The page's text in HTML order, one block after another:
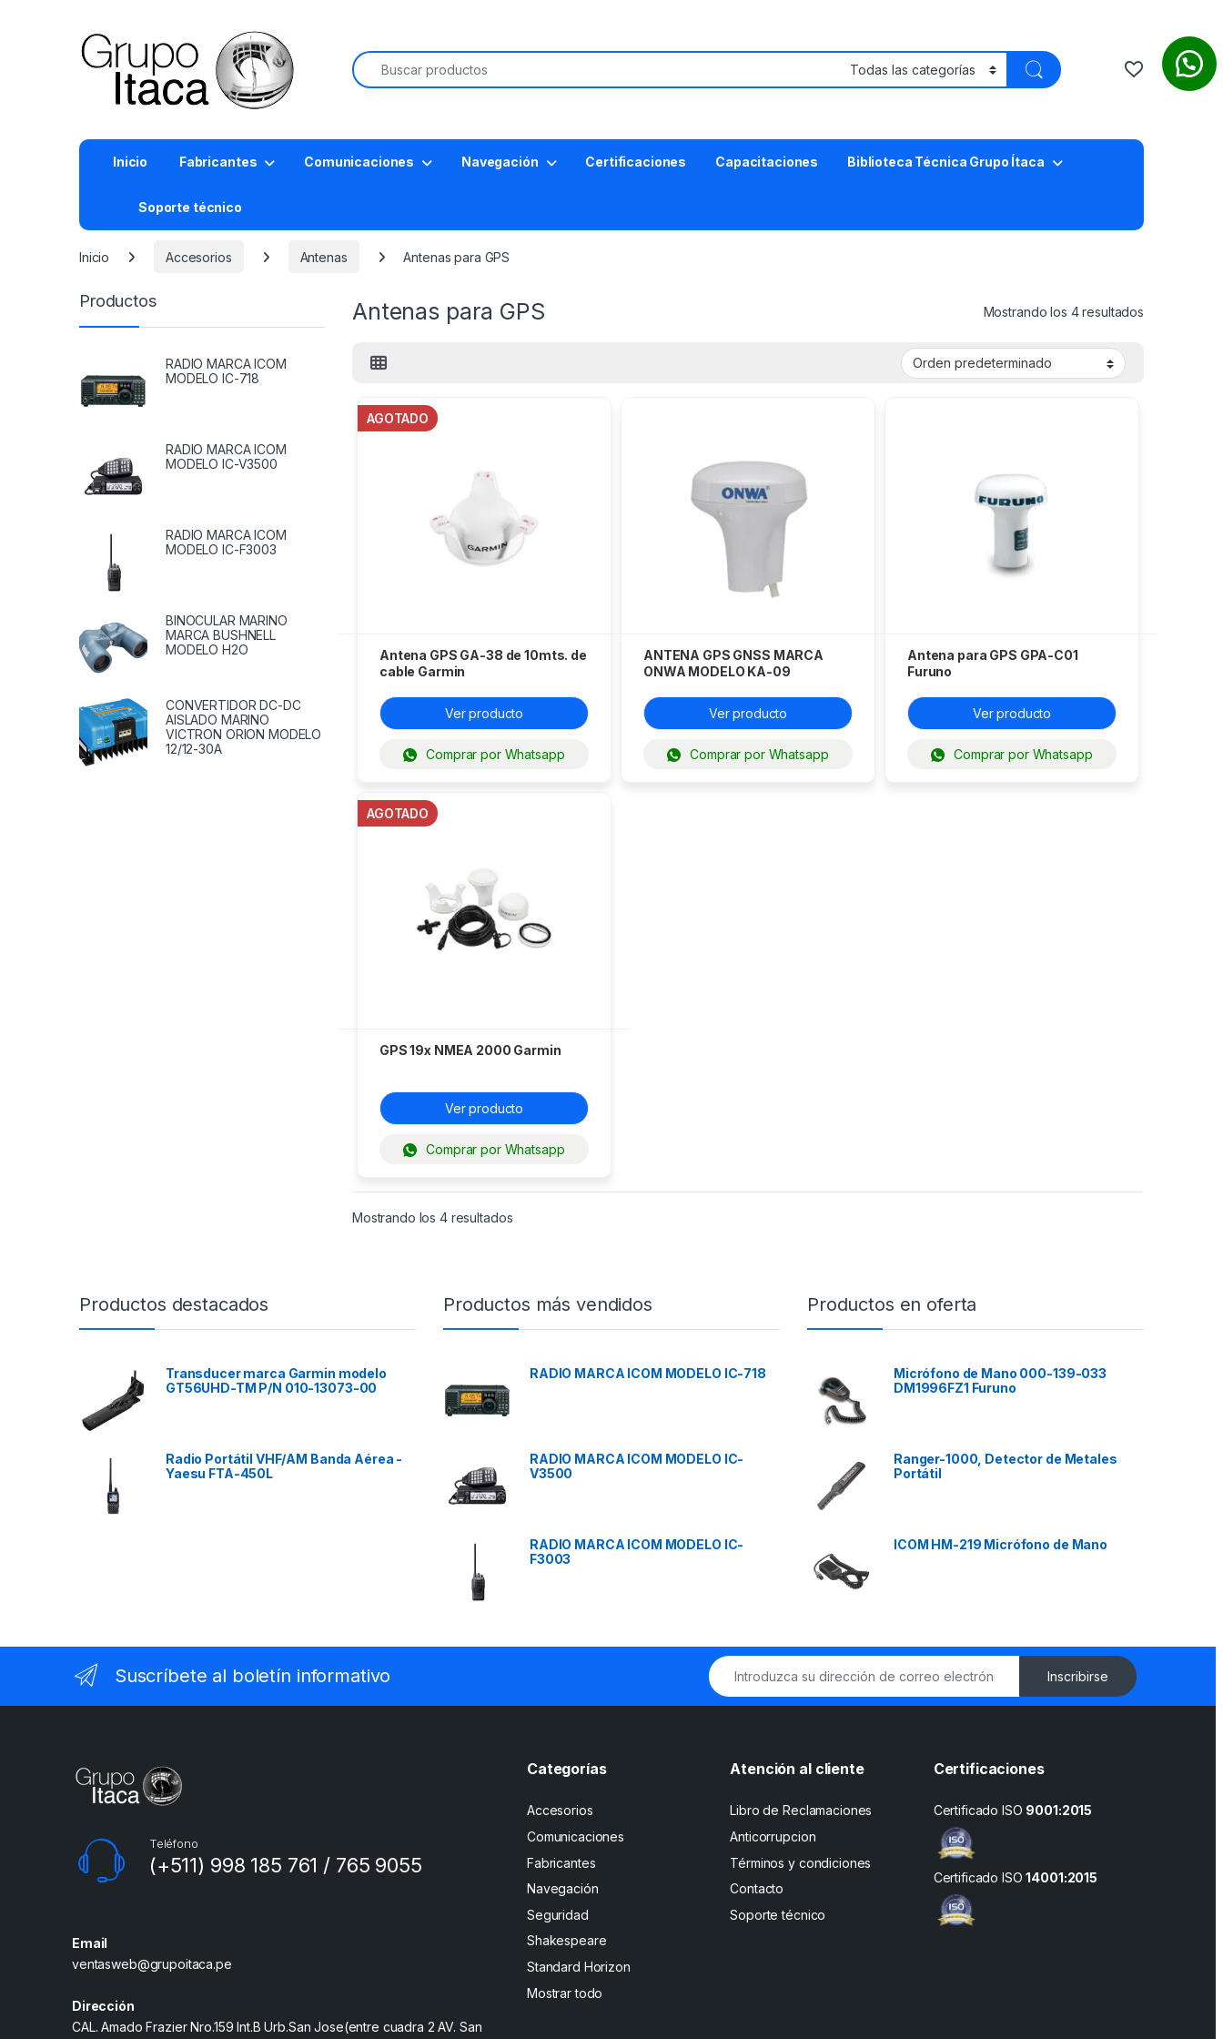
Buscar:
Inicio Fabricantes Comunicaciones Navegación Certificaciones Capacitaciones Biblioteca Técnica Grupo Ítaca
Soporte técnico
Inicio Accesorios Antenas Antenas para GPS
Antenas para GPS Mostrando los 4 resultados
AGOTADO
Antena GPS GA-38 de 10mts. de
cable Garmin
Ver producto
Comprar por Whatsapp
ANTENA GPS GNSS MARCA
ONWA MODELO KA-09
Ver producto
Comprar por Whatsapp
Antena para GPS GPA-C01
Furuno
Ver producto
Comprar por Whatsapp
AGOTADO
GPS 19x NMEA 2000 Garmin
Ver producto
Comprar por Whatsapp
Mostrando los 4 resultados
Productos
RADIO MARCA ICOM
MODELO IC-718
RADIO MARCA ICOM
MODELO IC-V3500
RADIO MARCA ICOM
MODELO IC-F3003
BINOCULAR MARINO
MARCA BUSHNELL
MODELO H2O
CONVERTIDOR DC-DC
AISLADO MARINO
VICTRON ORION MODELO
12/12-30A
Productos destacados
Transducer marca Garmin modelo
GT56UHD-TM P/N 010-13073-00
Radio Portátil VHF/AM Banda Aérea -
Yaesu FTA-450L
Productos más vendidos
RADIO MARCA ICOM MODELO IC-718
RADIO MARCA ICOM MODELO IC-
V3500
RADIO MARCA ICOM MODELO IC-
F3003
Productos en oferta
Micrófono de Mano 000-139-033
DM1996FZ1 Furuno
Ranger-1000, Detector de Metales
Portátil
ICOM HM-219 Micrófono de Mano
Suscríbete al boletín informativo Inscribirse
Teléfono
(+511) 998 185 761 / 765 9055
Email
ventasweb@grupoitaca.pe
Dirección
CAL. Amado Frazier Nro.159 Int.B Urb.San Jose(entre cuadra 2 AV. San
Categorías
Accesorios
Comunicaciones
Fabricantes
Navegación
Seguridad
Shakespeare
Standard Horizon
Mostrar todo
Atención al cliente
Libro de Reclamaciones
Anticorrupcion
Términos y condiciones
Contacto
Soporte técnico
Certificaciones
Certificado ISO 9001:2015
Certificado ISO14001:2015